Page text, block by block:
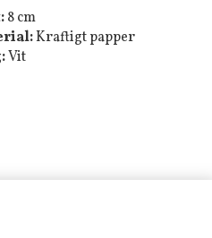
8 cm
Kraftigt papper
Vit